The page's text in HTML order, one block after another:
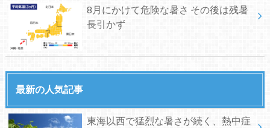
8月にかけて危険な暑さ その後は残暑
長引かず
最新の人気記事
東海以西で猛烈な暑さが続く、熱中症